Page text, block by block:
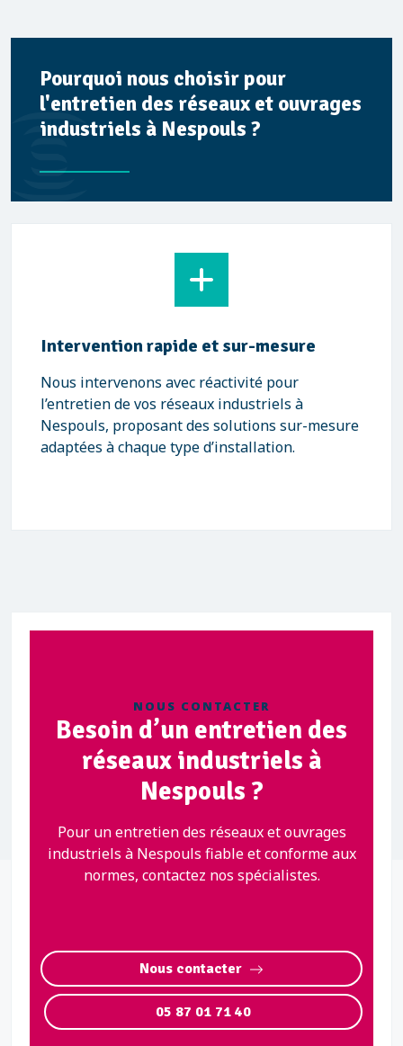
Pourquoi nous choisir pour
l'entretien des réseaux et ouvrages
industriels à Nespouls ?
Intervention rapide et sur-mesure
Nous intervenons avec réactivité pour
l’entretien de vos réseaux industriels à
Nespouls, proposant des solutions sur-mesure
adaptées à chaque type d’installation.
NOUS CONTACTER
Besoin d’un entretien des
réseaux industriels à
Nespouls ?
Pour un entretien des réseaux et ouvrages
industriels à Nespouls fiable et conforme aux
normes, contactez nos spécialistes.
Nous contacter
05 87 01 71 40